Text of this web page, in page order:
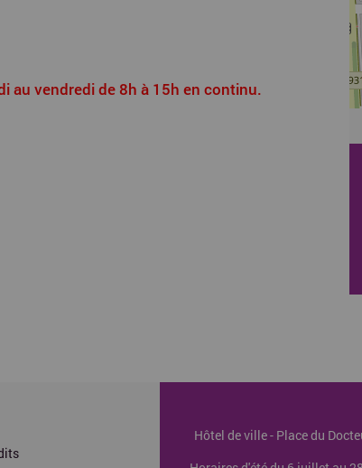
au vendredi de 8h à 15h en continu.
Hôtel de ville - Place du